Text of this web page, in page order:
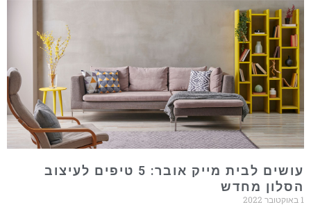
עושים לבית מייק אובר: 5 טיפים לעיצוב
הסלון מחדש
1 באוקטובר 2022